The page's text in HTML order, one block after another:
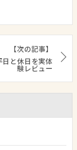
【次の記事】
と休日を実体
験レビュー